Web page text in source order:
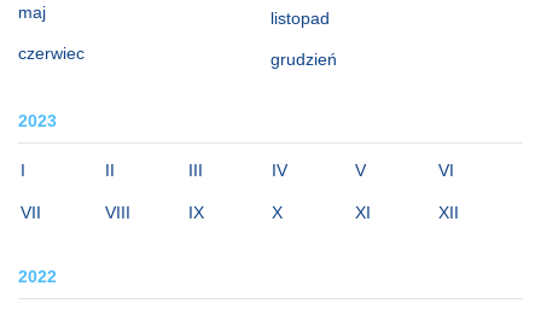
maj
czerwiec
listopad
grudzień
2023
I II III IV V VI
VII VIII IX X XI XII
2022